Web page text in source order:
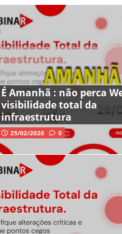
É Amanhã : não perca
visibilidade total da
infraestrutura
25/02/2026 0